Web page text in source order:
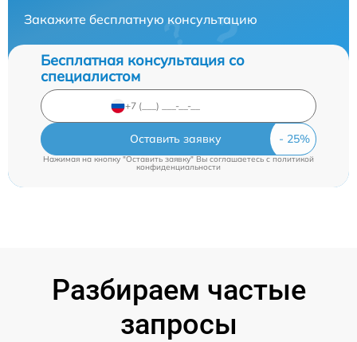
Закажите бесплатную консультацию
Бесплатная консультация со
специалистом
Оставить заявку
Нажимая на кнопку "Оставить заявку" Вы соглашаетесь cполитикой
конфиденциальности
Разбираем частые
запросы